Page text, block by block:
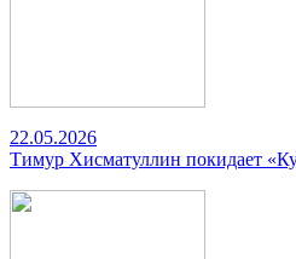
22.05.2026
Тимур Хисматуллин покидает